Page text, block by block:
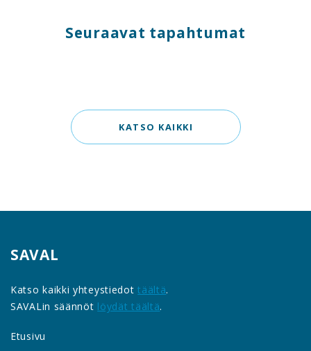
Seuraavat tapahtumat
KATSO KAIKKI
SAVAL
Katso kaikki yhteystiedottäältä.
SAVALin säännöt löydät täältä.
Etusivu